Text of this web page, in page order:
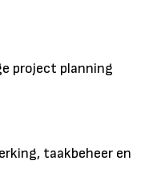
project planning
taakbeheer en